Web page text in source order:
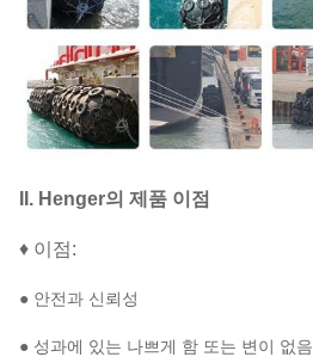
II. Henger의 제품 이점
♦ 이점:
● 안전과 신뢰성
● 성과에 있는 나쁘게 함 또는 변이 없음